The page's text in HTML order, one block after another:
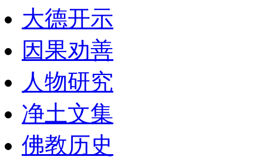
大德开示
因果劝善
人物研究
净土文集
佛教历史